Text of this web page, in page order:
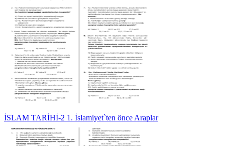
İSLAM TARİHİ-2 1. İslamiyet`ten önce Araplar